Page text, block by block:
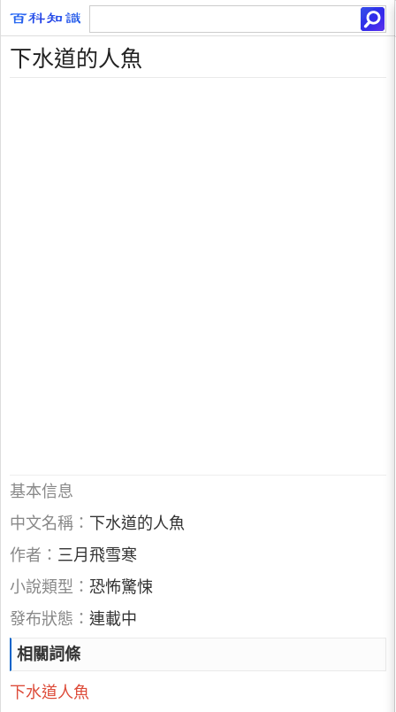
下水道的人魚
基本信息
中文名稱：
下水道的人魚
作者： 三月飛雪寒
小說類型： 恐怖驚悚
發布狀態： 連載中
相關詞條
下水道人魚